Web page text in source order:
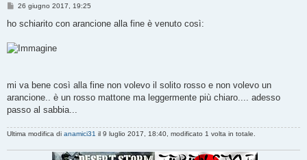
M
s
g
g
26 giugno 2017, 19:25
ho schiarito con arancione alla fine è venuto così:
mi va bene così alla fine non volevo il solito rosso e non volevo un
arancione.. è un rosso mattone ma leggermente più chiaro.... adesso
passo al sabbia...
Ultima modifica di anamici31 il 9 luglio 2017, 18:40, modificato 1 volta in totale.